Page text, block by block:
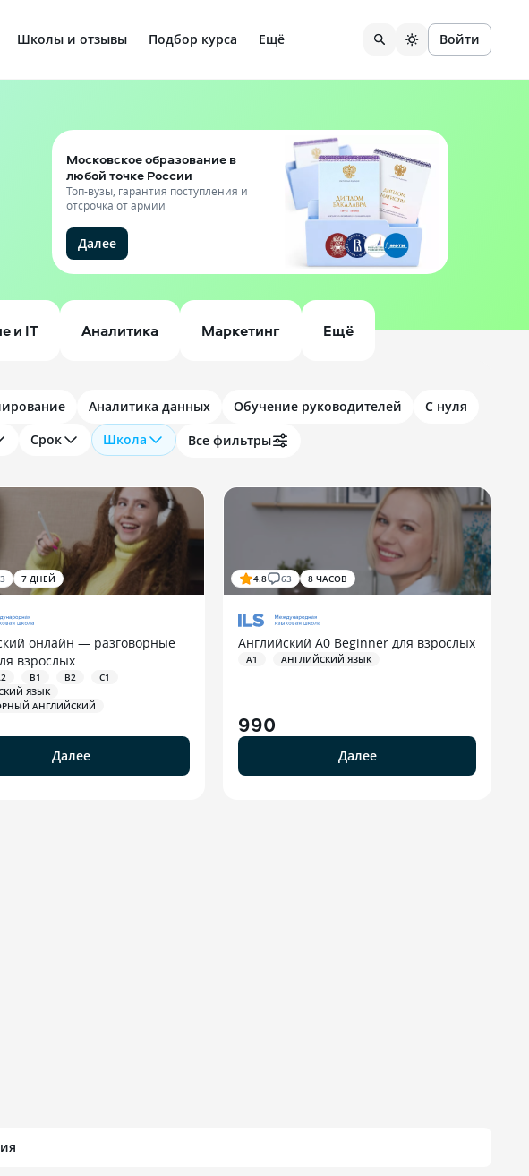
Школы и отзывы Подбор курса Ещё Войти
Московское образование в
любой точке России
Топ-вузы, гарантия поступления и
отсрочка от армии
Далее
и IT Аналитика Маркетинг Ещё
Аналитика данных Обучение руководителей
С нуля
Срок Школа Все фильтры
7 ДНЕЙ
онлайн — разговорные
взрослых
B1 B2
C1
ЯЗЫК
АНГЛИЙСКИЙ
Далее
4.8 63 8 ЧАСОВ
Английский A0 Beginner для взрослых
A1 АНГЛИЙСКИЙ ЯЗЫК
990
Далее